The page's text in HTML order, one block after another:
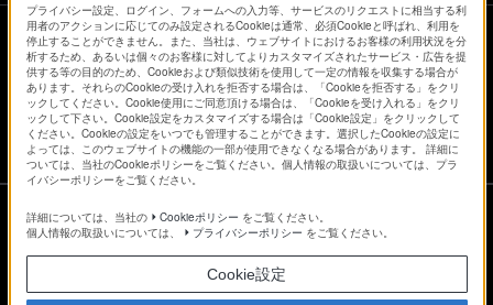
プライバシー設定、ログイン、フォームへの入力等、サービスのリクエストに相当する利
用者のアクションに応じてのみ設定されるCookieは通常、必須Cookieと呼ばれ、利用を
停止することができません。また、当社は、ウェブサイトにおけるお客様の利用状況を分
析するため、あるいは個々のお客様に対してよりカスタマイズされたサービス・広告を提
供する等の目的のため、Cookieおよび類似技術を使用して一定の情報を収集する場合が
あります。それらのCookieの受け入れを拒否する場合は、「Cookieを拒否する」をクリ
ックしてください。Cookie使用にご同意頂ける場合は、「Cookieを受け入れる」をクリ
ックして下さい。Cookie設定をカスタマイズする場合は「Cookie設定」をクリックして
ください。Cookieの設定をいつでも管理することができます。選択したCookieの設定に
よっては、このウェブサイトの機能の一部が使用できなくなる場合があります。 詳細に
ついては、当社のCookieポリシーをご覧ください。個人情報の取扱いについては、プラ
イバシーポリシーをご覧ください。
詳細については、当社の Cookieポリシー をご覧ください。
個人情報の取扱いについては、
プライバシーポリシー をご覧ください。
Cookie設定
会社情報 採用情報 特約店のご案内
ニュースリリース
環境情報
My Sony 利用規約
プライバシーポリシー
正しい表示への取り組み